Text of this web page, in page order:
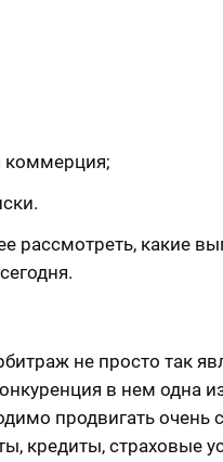
коммерция;
рассмотреть, какие
не просто так
в нем одна
продвигать очень
кредиты, страховые